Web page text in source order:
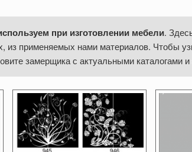
при изготовлении мебели.
применяемых нами материалов. Чтобы
замерщика с актуальными каталогами